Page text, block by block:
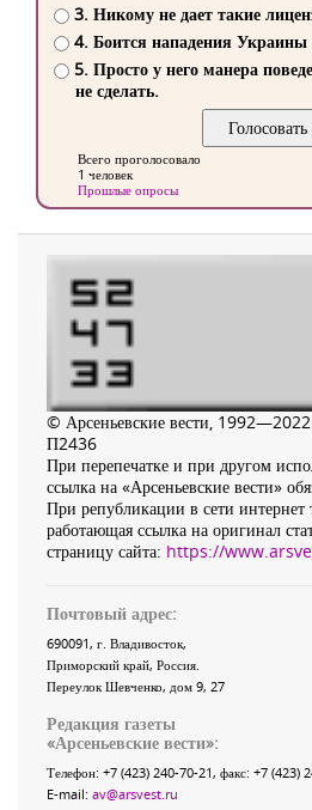
3. Никому не дает такие
4. Боится нападения
5. Просто у него манера
не сделать.
Всего проголосовало
1 человек
Прошлые опросы
© Арсеньевские вести,
П2436
При перепечатке и при другом
ссылка на «Арсеньевские вести»
При републикации в сети интернет
работающая ссылка на оригинал
страницу сайта: https://
Почтовый адрес:
690091, г. Владивосток,
Приморский край, Россия
Переулок Шевченко, дом 9, 27
Редакция газеты
«Арсеньевские вести»:
Телефон: +7 (423) 240-70-21, факс: +7 (423)
E-mail: av@arsvest.ru